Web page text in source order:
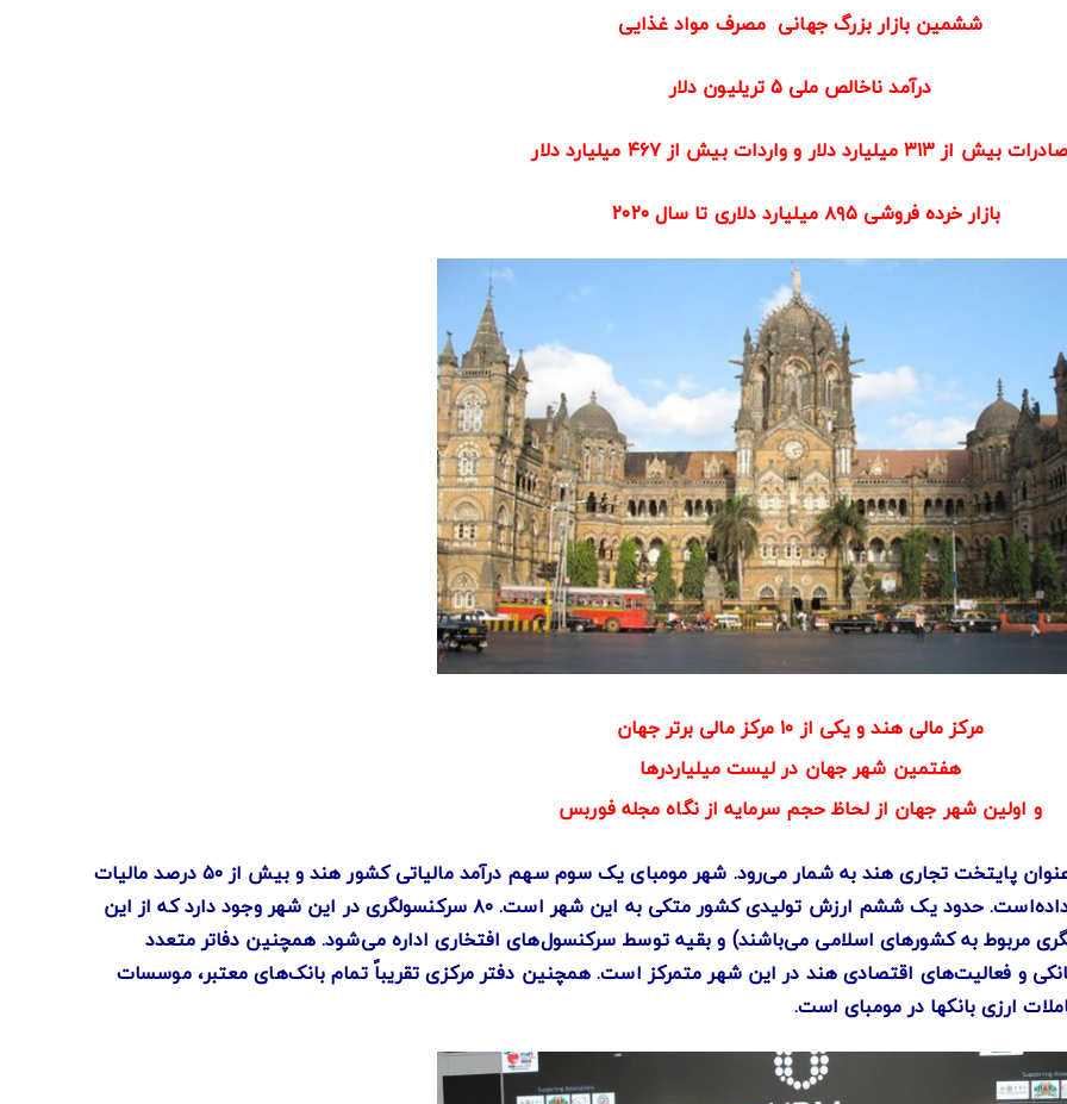
ششمین بازار بزرگ جهانی مصرف مواد غذایی
درآمد ناخالص ملی ۵ تریلیون دلار
بیش از ۳۱۳ میلیارد دلار و واردات بیش از ۴۶۷ میلیارد دلار
بازار خرده فروشی ۸۹۵ میلیارد دلاری تا سال ۲۰۲۰
مرکز مالی هند و یکی از ۱۰ مرکز مالی برتر جهان
هفتمین شهر جهان در لیست میلیاردرها
و اولین شهر جهان از لحاظ حجم سرمایه از نگاه مجله فوربس
شهر بمبئی به دلیل تمرکز شرکت‌های مختلف تجاری به عنوان پایتخت تجاری هند به شمار می‌رود. شهر مومبای یک سوم سهم درآمد مالیاتی کشور هند و بیش از ۵۰ درصد مالیات
گمرکی و یک پنجم مالیات بر تولید را به خود اختصاص داده‌است. حدود یک ششم ارزش تولیدی کشور متکی به این شهر است. ۸۰ سرکنسولگری در این شهر وجود دارد که از این
رسمی (از این تعداد ۱۳ سرکنسولگری مربوط به کشورهای اسلامی می‌باشند) و بقیه توسط سرکنسول‌های افتخاری اداره می‌شود. همچنین دفاتر متعدد
و فعالیت‌های اقتصادی هند در این شهر متمرکز است. همچنین دفتر مرکزی تقریباً تمام بانک‌های معتبر، موسسات
ارزی بانکها در مومبای است.